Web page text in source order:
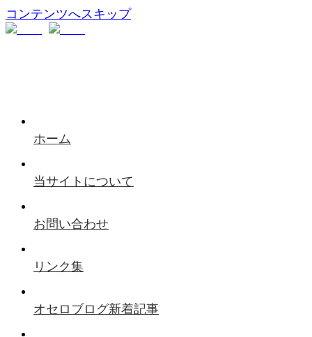
コンテンツへスキップ
ホーム
当サイトについて
お問い合わせ
リンク集
オセロブログ新着記事